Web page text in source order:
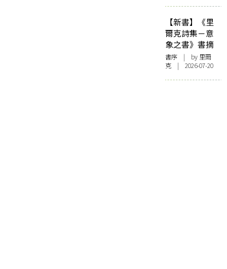
【新書】《里
爾克詩集－意
象之書》書摘
書序 | by 里爾
克 | 2026-07-20